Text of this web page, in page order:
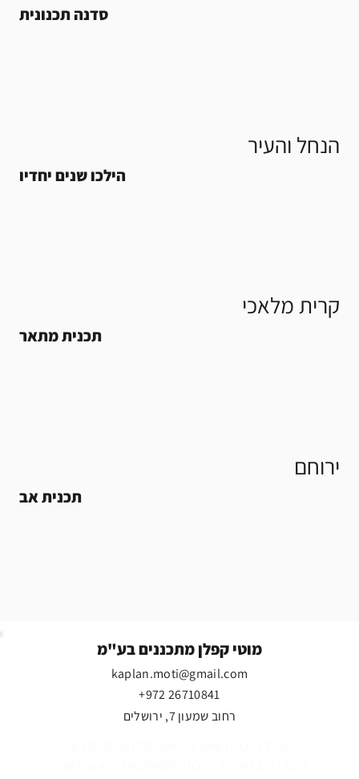
סדנה תכנונית
הנחל והעיר
הילכו שנים יחדיו
קרית מלאכי
תכנית מתאר
ירוחם
תכנית אב
מוטי קפלן מתכננים בע"מ
kaplan.moti@gmail.com
+972 26710841
רחוב שמעון 7, ירושלים